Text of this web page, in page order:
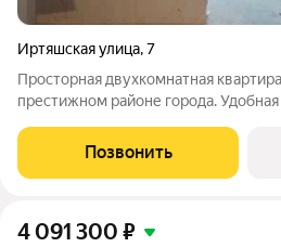
Иртяшская улица,7
Просторная двухкомнатная
престижном районе города. Удобная
столовая. Ванная комната
ванная, и душевая кабина;
Позвонить
4 091 300 ₽